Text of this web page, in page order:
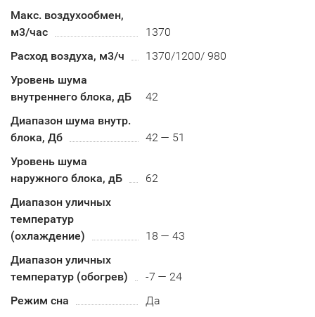
Макс. воздухообмен,
м3/час
1370
Расход воздуха, м3/ч
1370/1200/ 980
Уровень шума
внутреннего блока, дБ
42
Диапазон шума внутр.
блока, Дб
42 — 51
Уровень шума
наружного блока, дБ
62
Диапазон уличных
температур
(охлаждение)
18 — 43
Диапазон уличных
температур (обогрев)
-7 — 24
Режим сна
Да